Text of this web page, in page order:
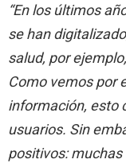
“En los últimos
se han
salud, por
Como vemos por
información, esto
usuarios. Sin
positivos: